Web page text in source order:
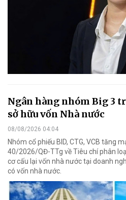
Ngân hàng nhóm Big 3
sở hữu vốn Nhà nước
08/08/2026 04:04
Nhóm cổ phiếu BID, CTG, VCB tăng
40/2026/QĐ-TTg về Tiêu chí phân
cơ cấu lại vốn nhà nước tại doanh
có vốn nhà nước.